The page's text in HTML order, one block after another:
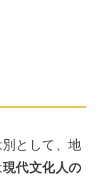
として、地
現代文化人の